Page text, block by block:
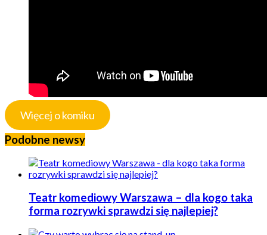
Więcej o komiku
Podobne newsy
Teatr komediowy Warszawa – dla kogo taka
forma rozrywki sprawdzi się najlepiej?